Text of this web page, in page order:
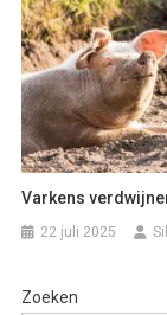
Varkens
22 juli 2025
Zoeken